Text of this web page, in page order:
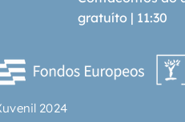
miembro de la Royal Society of
María Guelbenzu, Babelia
gratuíto | 11:30
2024